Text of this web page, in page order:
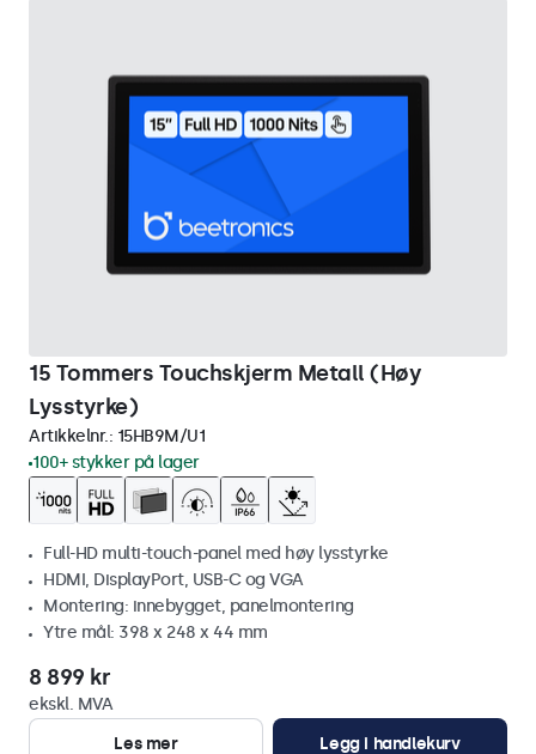
15 Tommers Touchskjerm Metall (Høy
Lysstyrke)
Artikkelnr.: 15HB9M/U1
100+ stykker på lager
Full-HD multi-touch-panel med høy lysstyrke
HDMI, DisplayPort, USB-C og VGA
Montering: innebygget, panelmontering
Ytre mål: 398 x 248 x 44 mm
8 899 kr
ekskl. MVA
Les mer
Legg i handlekurv